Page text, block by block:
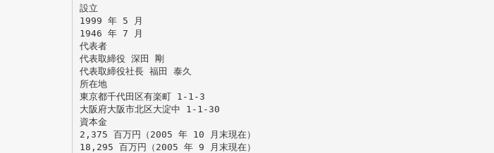
設立
1999 年 5 月
1946 年 7 月
代表者
代表取締役 深田 剛
代表取締役社長 福田 泰久
所在地
東京都千代田区有楽町 1-1-3
大阪府大阪市北区大淀中 1-1-30
資本金
2,375 百万円（2005 年 10 月末現在）
18,295 百万円（2005 年 9 月末現在）